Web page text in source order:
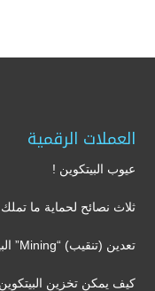
العملات الرقمية
عيوب البيتكوين !
ثلاث نصائح لحماية ما
تعدين (تنقيب) “Mining” البيتكوين
كيف يمكن تخزين